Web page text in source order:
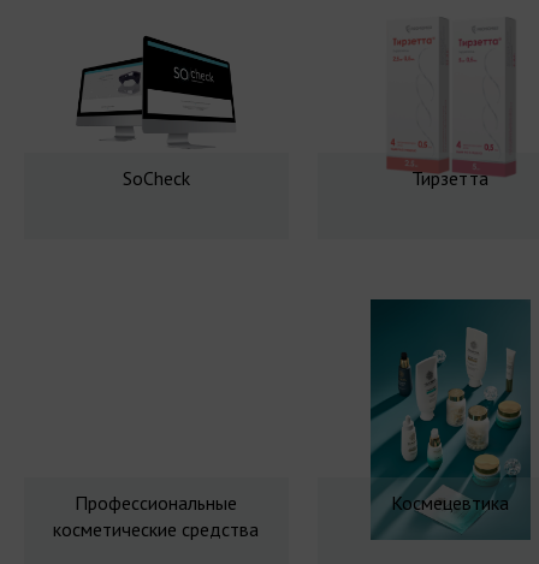
SoCheck Тирзетта
Профессиональные
косметические средства
Космецевтика